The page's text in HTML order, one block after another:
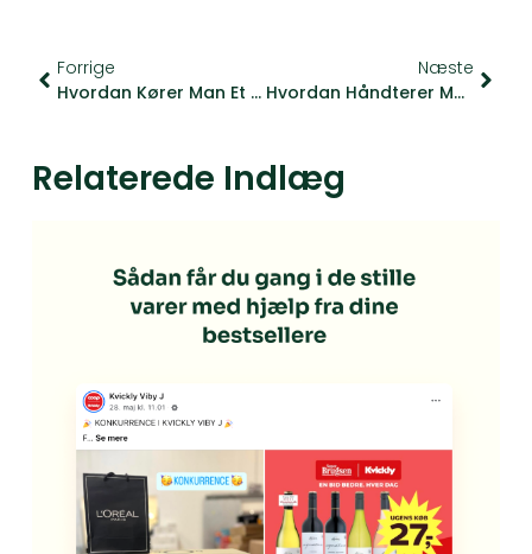
Forrige
Hvordan Kører Man Et Vellykket Flash Sale Med Minimal Planlægning?
Næste
Hvordan Håndterer Man Produktlanceringer, Når Der Er Begrænset Plads I Butikken?
Relaterede Indlæg